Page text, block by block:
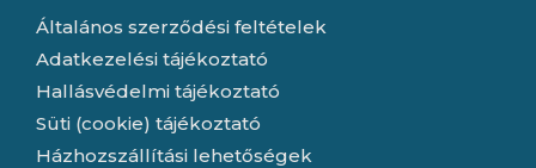
Általános szerződési feltételek
Adatkezelési tájékoztató
Hallásvédelmi tájékoztató
Süti (cookie) tájékoztató
Házhozszállítási lehetőségek